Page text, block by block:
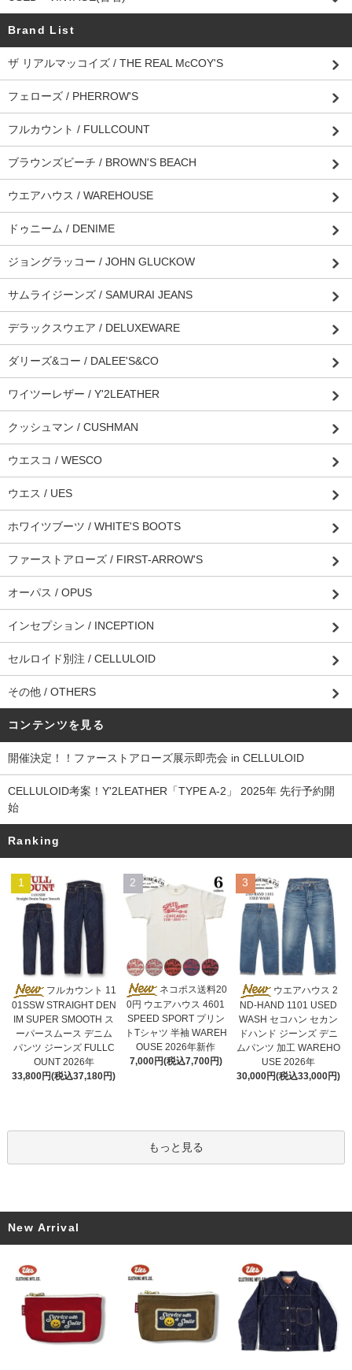
Brand List
ザ リアルマッコイズ / THE REAL McCOY'S
フェローズ / PHERROW'S
フルカウント / FULLCOUNT
ブラウンズビーチ / BROWN'S BEACH
ウエアハウス / WAREHOUSE
ドゥニーム / DENIME
ジョングラッコー / JOHN GLUCKOW
サムライジーンズ / SAMURAI JEANS
デラックスウエア / DELUXEWARE
ダリーズ&コー / DALEE'S&CO
ワイツーレザー / Y'2LEATHER
クッシュマン / CUSHMAN
ウエスコ / WESCO
ウエス / UES
ホワイツブーツ / WHITE'S BOOTS
ファーストアローズ / FIRST-ARROW'S
オーパス / OPUS
インセプション / INCEPTION
セルロイド別注 / CELLULOID
その他 / OTHERS
コンテンツを見る
開催決定！！ファーストアローズ展示即売会 in CELLULOID
CELLULOID考案！Y'2LEATHER「TYPE A-2」 2025年 先行予約開
始
Ranking
1
フルカウント 11
01SSW STRAIGHT DEN
IM SUPER SMOOTH ス
ーパースムース デニム
パンツ ジーンズ FULLC
OUNT 2026年
33,800円(税込37,180円)
2
ネコポス送料20
0円 ウエアハウス 4601
SPEED SPORT プリン
トTシャツ 半袖 WAREH
OUSE 2026年新作
7,000円(税込7,700円)
3
ウエアハウス 2
ND-HAND 1101 USED
WASH セコハン セカン
ドハンド ジーンズ デニ
ムパンツ 加工 WAREHO
USE 2026年
30,000円(税込33,000円)
もっと見る
New Arrival